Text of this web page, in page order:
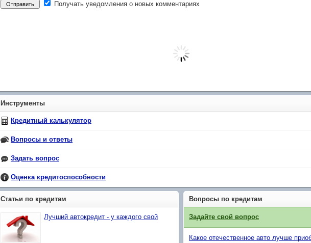
Получать уведомления о новых комментариях
Инструменты
Кредитный калькулятор
Вопросы и ответы
Задать вопрос
Оценка кредитоспособности
Статьи по кредитам
Лучший автокредит - у каждого свой
Вопросы по кредитам
Задайте свой вопрос
Какое отечественное авто лучше